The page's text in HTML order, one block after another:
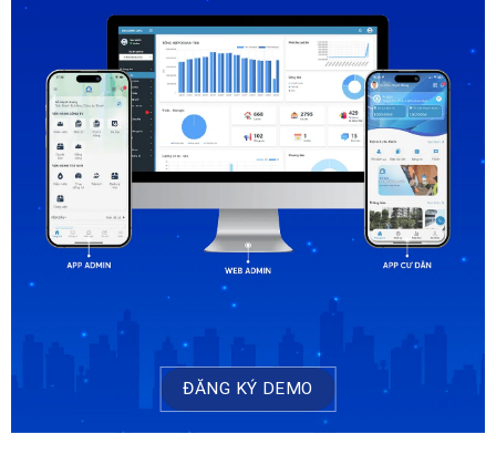
ĐĂNG KÝ DEMO